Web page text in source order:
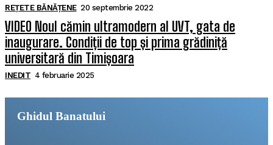
REȚETE BĂNĂȚENE 20 septembrie 2022
VIDEO Noul cămin ultramodern al UVT, gata de
inaugurare. Condiții de top și prima grădiniță
universitară din Timișoara
INEDIT 4 februarie 2025
Ghidul Banatului